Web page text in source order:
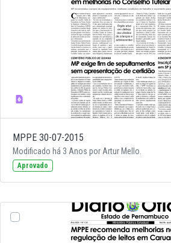
MPPE 30-07-2015
Modificado há 3 Anos por Artur Mello.
Aprovado